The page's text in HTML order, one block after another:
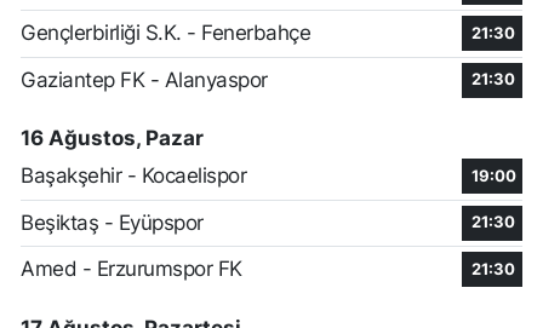
Gençlerbirliği S.K. - Fenerbahçe 21:30
Gaziantep FK - Alanyaspor 21:30
16 Ağustos, Pazar
Başakşehir - Kocaelispor
19:00
Beşiktaş - Eyüpspor 21:30
Amed - Erzurumspor FK 21:30